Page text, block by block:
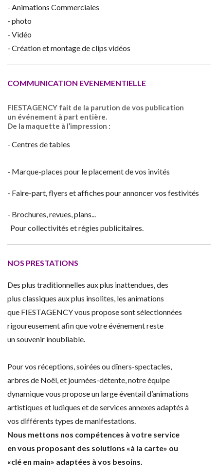
- Animations Commerciales
- photo
- Vidéo
- Création et montage de clips vidéos
COMMUNICATION EVENEMENTIELLE
FIESTAGENCY fait de la parution de vos publication
un événement à part entière.
De la maquette à l’impression :
- Centres de tables
- Marque-places pour le placement de vos invités
- Faire-part, flyers et affiches pour annoncer vos festivités
- Brochures, revues, plans...
Pour collectivités et régies publicitaires.
NOS PRESTATIONS
Des plus traditionnelles aux plus inattendues, des
plus classiques aux plus insolites, les animations
que FIESTAGENCY vous propose sont sélectionnées
rigoureusement afin que votre événement reste
un souvenir inoubliable.
Pour vos réceptions, soirées ou dîners-spectacles,
arbres de Noël, et journées-détente, notre équipe
dynamique vous propose un large éventail d’animations
artistiques et ludiques et de services annexes adaptés à
vos différents types de manifestations.
Nous mettons nos compétences à votre service
en vous proposant des solutions «à la carte» ou
«clé en main» adaptées à vos besoins.